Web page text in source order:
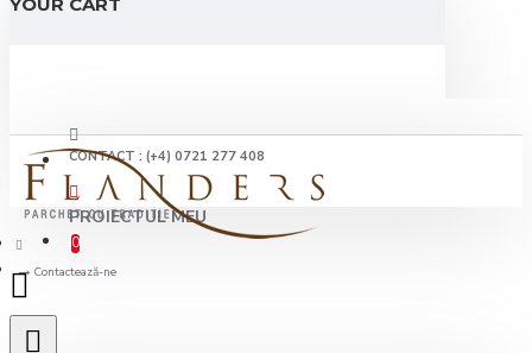
CONTACT : (+4) 0721 277 408
PROIECTUL MEU
0
Contactează-ne